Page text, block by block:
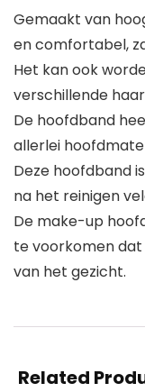
Gemaakt van
en comfortabel,
Het kan ook
verschillende
De hoofdband
allerlei
Deze hoofdband
na het reinigen
De make-up
te voorkomen
van het gezicht.
Related